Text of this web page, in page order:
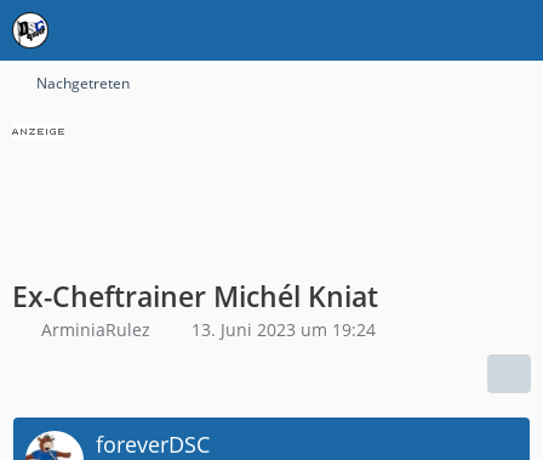
Nachgetreten
Ex-Cheftrainer Michél Kniat
ArminiaRulez 13. Juni 2023 um 19:24
foreverDSC